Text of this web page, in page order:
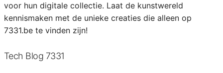
voor hun digitale collectie. Laat de kunstwereld
kennismaken met de unieke creaties die alleen op
7331.be te vinden zijn!
Tech Blog 7331